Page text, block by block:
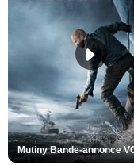
Mutiny Bande-annonce